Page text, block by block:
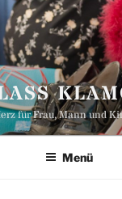
für Frau, Mann und
Menü